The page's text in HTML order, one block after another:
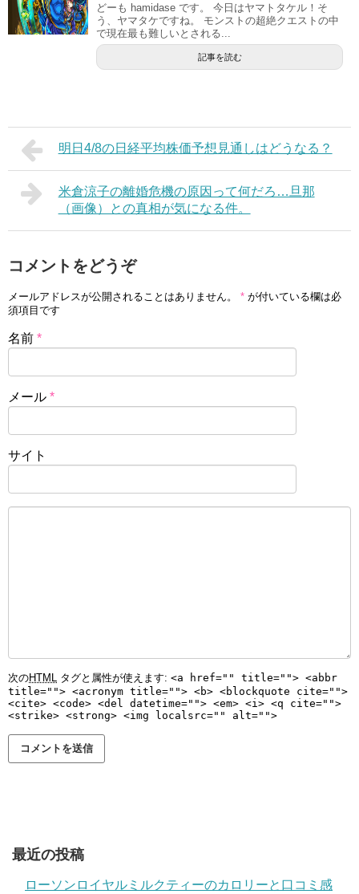
どーも hamidase です。 今日はヤマトタケル！そ
う、ヤマタケですね。 モンストの超絶クエストの中
で現在最も難しいとされる...
記事を読む
明日4/8の日経平均株価予想見通しはどうなる？
米倉涼子の離婚危機の原因って何だろ…旦那
（画像）との真相が気になる件。
コメントをどうぞ
メールアドレスが公開されることはありません。 * が付いている欄は必
須項目です
名前 *
メール *
サイト
次のHTML タグと属性が使えます: <a href="" title=""> <abbr
title=""> <acronym title=""> <b> <blockquote cite="">
<cite> <code> <del datetime=""> <em> <i> <q cite="">
<strike> <strong> <img localsrc="" alt="">
最近の投稿
ローソンロイヤルミルクティーのカロリーと口コミ感